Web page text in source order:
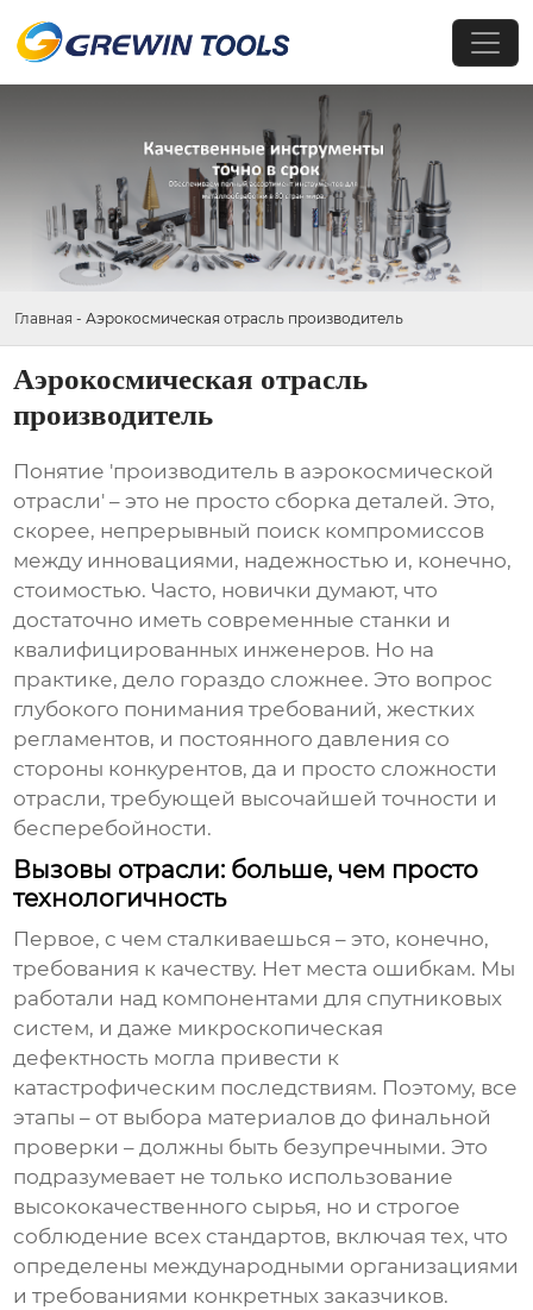
Главная - Аэрокосмическая отрасль производитель
Аэрокосмическая отрасль
производитель
Понятие 'производитель в аэрокосмической
отрасли' – это не просто сборка деталей. Это,
скорее, непрерывный поиск компромиссов
между инновациями, надежностью и, конечно,
стоимостью. Часто, новички думают, что
достаточно иметь современные станки и
квалифицированных инженеров. Но на
практике, дело гораздо сложнее. Это вопрос
глубокого понимания требований, жестких
регламентов, и постоянного давления со
стороны конкурентов, да и просто сложности
отрасли, требующей высочайшей точности и
бесперебойности.
Вызовы отрасли: больше, чем просто
технологичность
Первое, с чем сталкиваешься – это, конечно,
требования к качеству. Нет места ошибкам. Мы
работали над компонентами для спутниковых
систем, и даже микроскопическая
дефектность могла привести к
катастрофическим последствиям. Поэтому, все
этапы – от выбора материалов до финальной
проверки – должны быть безупречными. Это
подразумевает не только использование
высококачественного сырья, но и строгое
соблюдение всех стандартов, включая тех, что
определены международными организациями
и требованиями конкретных заказчиков.